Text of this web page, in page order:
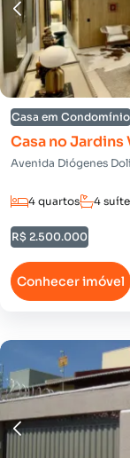
Casa em Condomínio
Casa no Jardins
Avenida Diógenes
4 quartos 4
R$ 2.500.000
Conhecer imóvel